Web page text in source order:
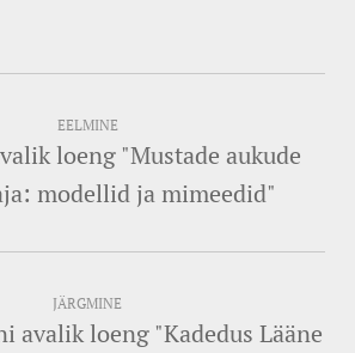
EELMINE
loeng "Mustade aukude
modellid ja mimeedid"
JÄRGMINE
avalik loeng "Kadedus Lääne